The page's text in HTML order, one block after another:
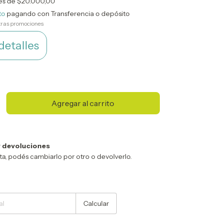
pagando con Transferencia o depósito
promociones
devoluciones
podés cambiarlo por otro o devolverlo.
Calcular